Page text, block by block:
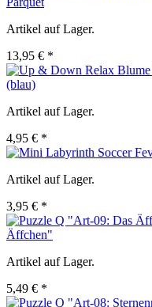
Artikel auf Lager.
13,95 € *
(blau)
Artikel auf Lager.
4,95 € *
Artikel auf Lager.
3,95 € *
Äffchen"
Artikel auf Lager.
5,49 € *